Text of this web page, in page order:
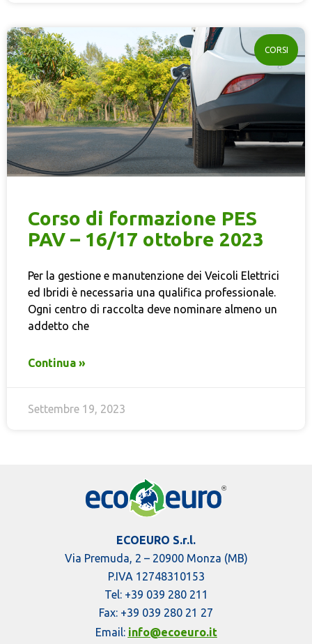
CORSI
Corso di formazione PES
PAV – 16/17 ottobre 2023
Per la gestione e manutenzione dei Veicoli Elettrici
ed Ibridi è necessaria una qualifica professionale.
Ogni centro di raccolta deve nominare almeno un
addetto che
Continua »
Settembre 19, 2023
ECOEURO S.r.l.
Via Premuda, 2 – 20900 Monza (MB)
P.IVA 12748310153
Tel: +39 039 280 211
Fax: +39 039 280 21 27
Email: info@ecoeuro.it